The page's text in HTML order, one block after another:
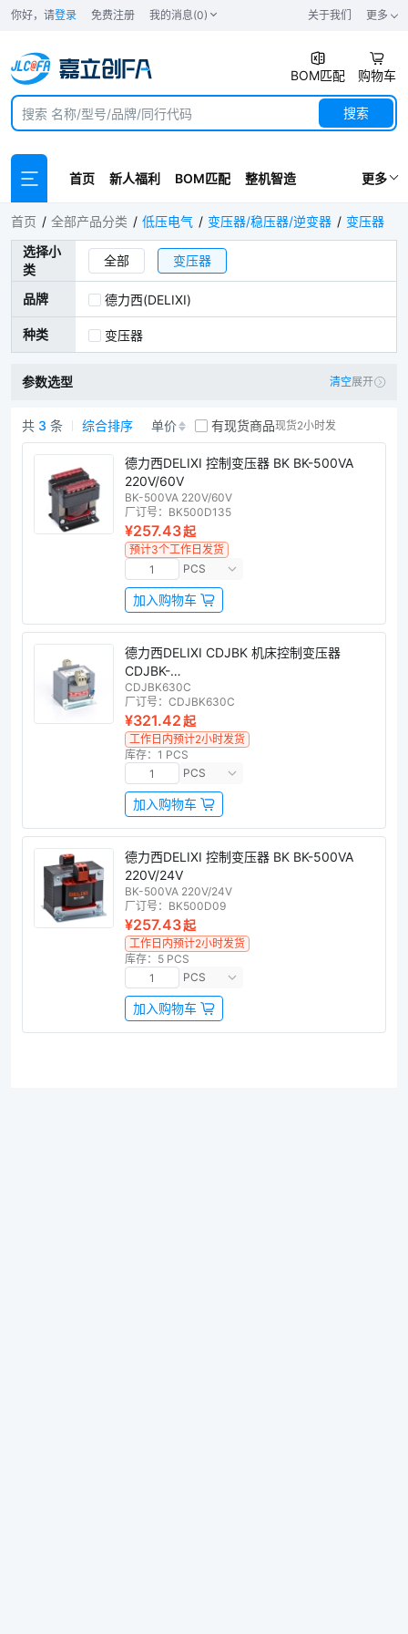
你好，请登录 免费注册 我的消息(0) 关于我们 更多
BOM匹配 购物车
搜索
首页 新人福利 BOM匹配 整机智造 更多
变压器
首页 全部产品分类 低压电气 变压器/稳压器/逆变器
变压器
选择小
类
全部 变压器
品牌 德力西(DELIXI)
种类 变压器
参数选型 清空展开
变压器商品列表
共 3 条 综合排序 单价 有现货商品现货2小时发
德力西DELIXI 控制变压器 BK BK-500VA
220V/60V
BK-500VA 220V/60V
厂订号： BK500D135
¥257.43起
预计3个工作日发货
PCS
加入购物车
德力西DELIXI CDJBK 机床控制变压器
CDJBK-
630VA380V220V/36V24V12V6V(36常用)
CDJBK630C
厂订号： CDJBK630C
¥321.42起
工作日内预计2小时发货
库存：1 PCS
PCS
加入购物车
德力西DELIXI 控制变压器 BK BK-500VA
220V/24V
BK-500VA 220V/24V
厂订号： BK500D09
¥257.43起
工作日内预计2小时发货
库存：5 PCS
PCS
加入购物车